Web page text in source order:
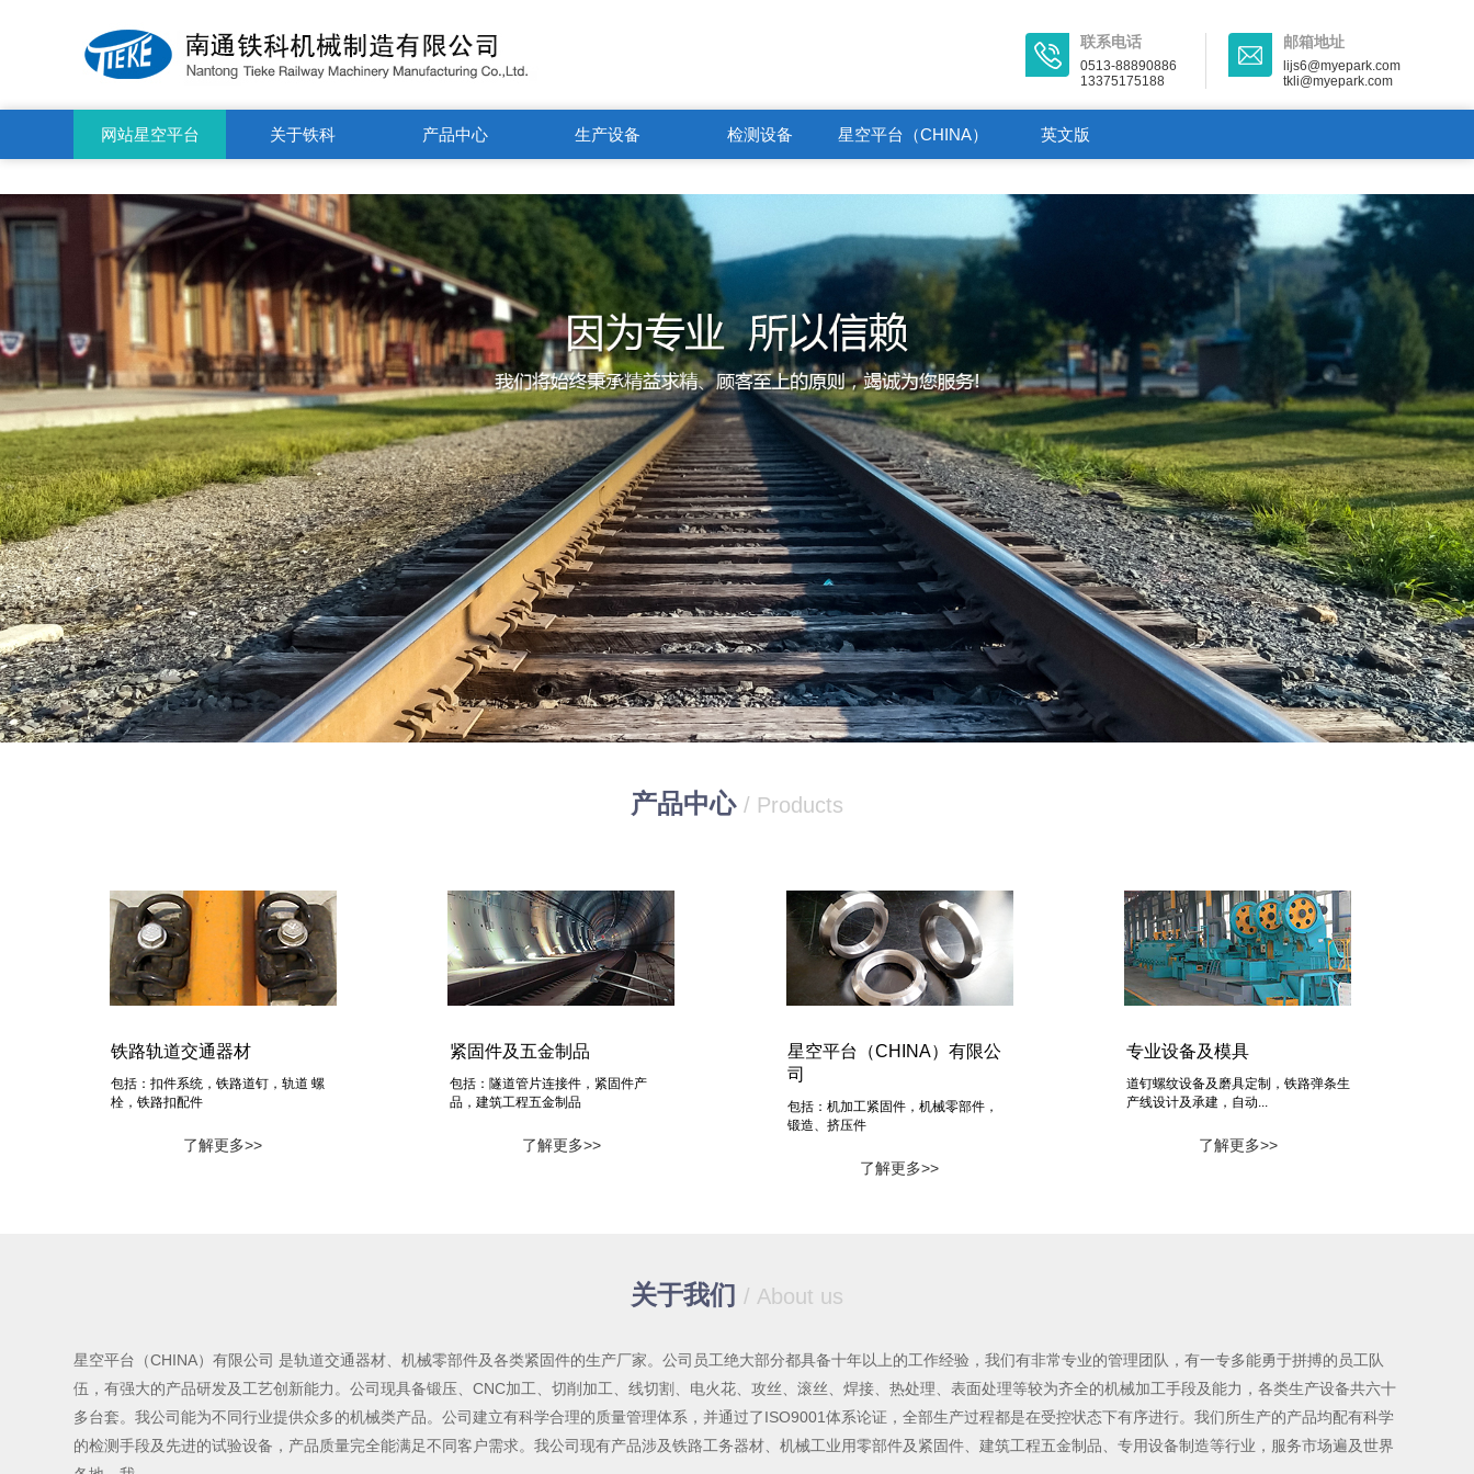
联系电话
0513-88890886
13375175188
邮箱地址
lijs6@myepark.com
tkli@myepark.com
网站星空平台 关于铁科 产品中心 生产设备 检测设备 星空平台（CHINA） 英文版
产品中心 / Products
铁路轨道交通器材
包括：扣件系统，铁路道钉，轨道 螺
栓，铁路扣配件
了解更多>>
紧固件及五金制品
包括：隧道管片连接件，紧固件产
品，建筑工程五金制品
了解更多>>
星空平台（CHINA）有限公
司
包括：机加工紧固件，机械零部件，
锻造、挤压件
了解更多>>
专业设备及模具
道钉螺纹设备及磨具定制，铁路弹条生
产线设计及承建，自动...
了解更多>>
关于我们 / About us
星空平台（CHINA）有限公司 是轨道交通器材、机械零部件及各类紧固件的生产厂家。公司员工绝大部分都具备十年以上的工作经验，我们有非常专业的管理团队，有一专多能勇于拼搏的员工队
伍，有强大的产品研发及工艺创新能力。公司现具备锻压、CNC加工、切削加工、线切割、电火花、攻丝、滚丝、焊接、热处理、表面处理等较为齐全的机械加工手段及能力，各类生产设备共六十
多台套。我公司能为不同行业提供众多的机械类产品。公司建立有科学合理的质量管理体系，并通过了ISO9001体系论证，全部生产过程都是在受控状态下有序进行。我们所生产的产品均配有科学
的检测手段及先进的试验设备，产品质量完全能满足不同客户需求。我公司现有产品涉及铁路工务器材、机械工业用零部件及紧固件、建筑工程五金制品、专用设备制造等行业，服务市场遍及世界